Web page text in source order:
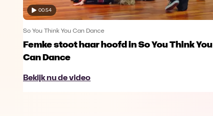
00:54
So You Think You Can Dance
Femke stoot haar hoofd in So You Think You
Can Dance
Bekijk nu de video